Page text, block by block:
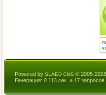
Powered by SLAED CMS © 2005-
Генерация: 0.113 сек. и 17